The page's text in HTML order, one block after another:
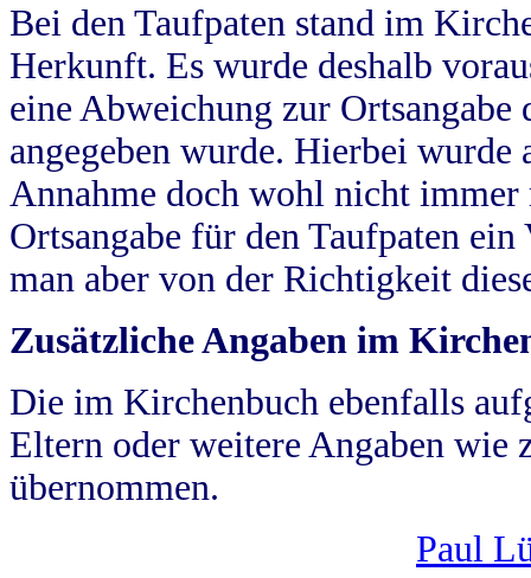
Bei den Taufpaten stand im
Herkunft. Es wurde deshalb
eine Abweichung zur
angegeben wurde. Hierbei wurde
Annahme doch wohl nicht
Ortsangabe für den Taufpaten
man aber von der Richtigkeit
Zusätzliche Angaben im
Die im Kirchenbuch ebenfalls
Eltern oder weitere Angaben wie
übernommen.
Paul